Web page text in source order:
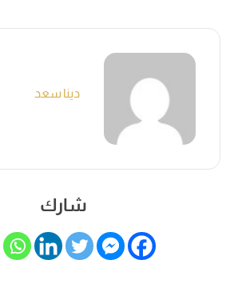
دينا سعد
شارك